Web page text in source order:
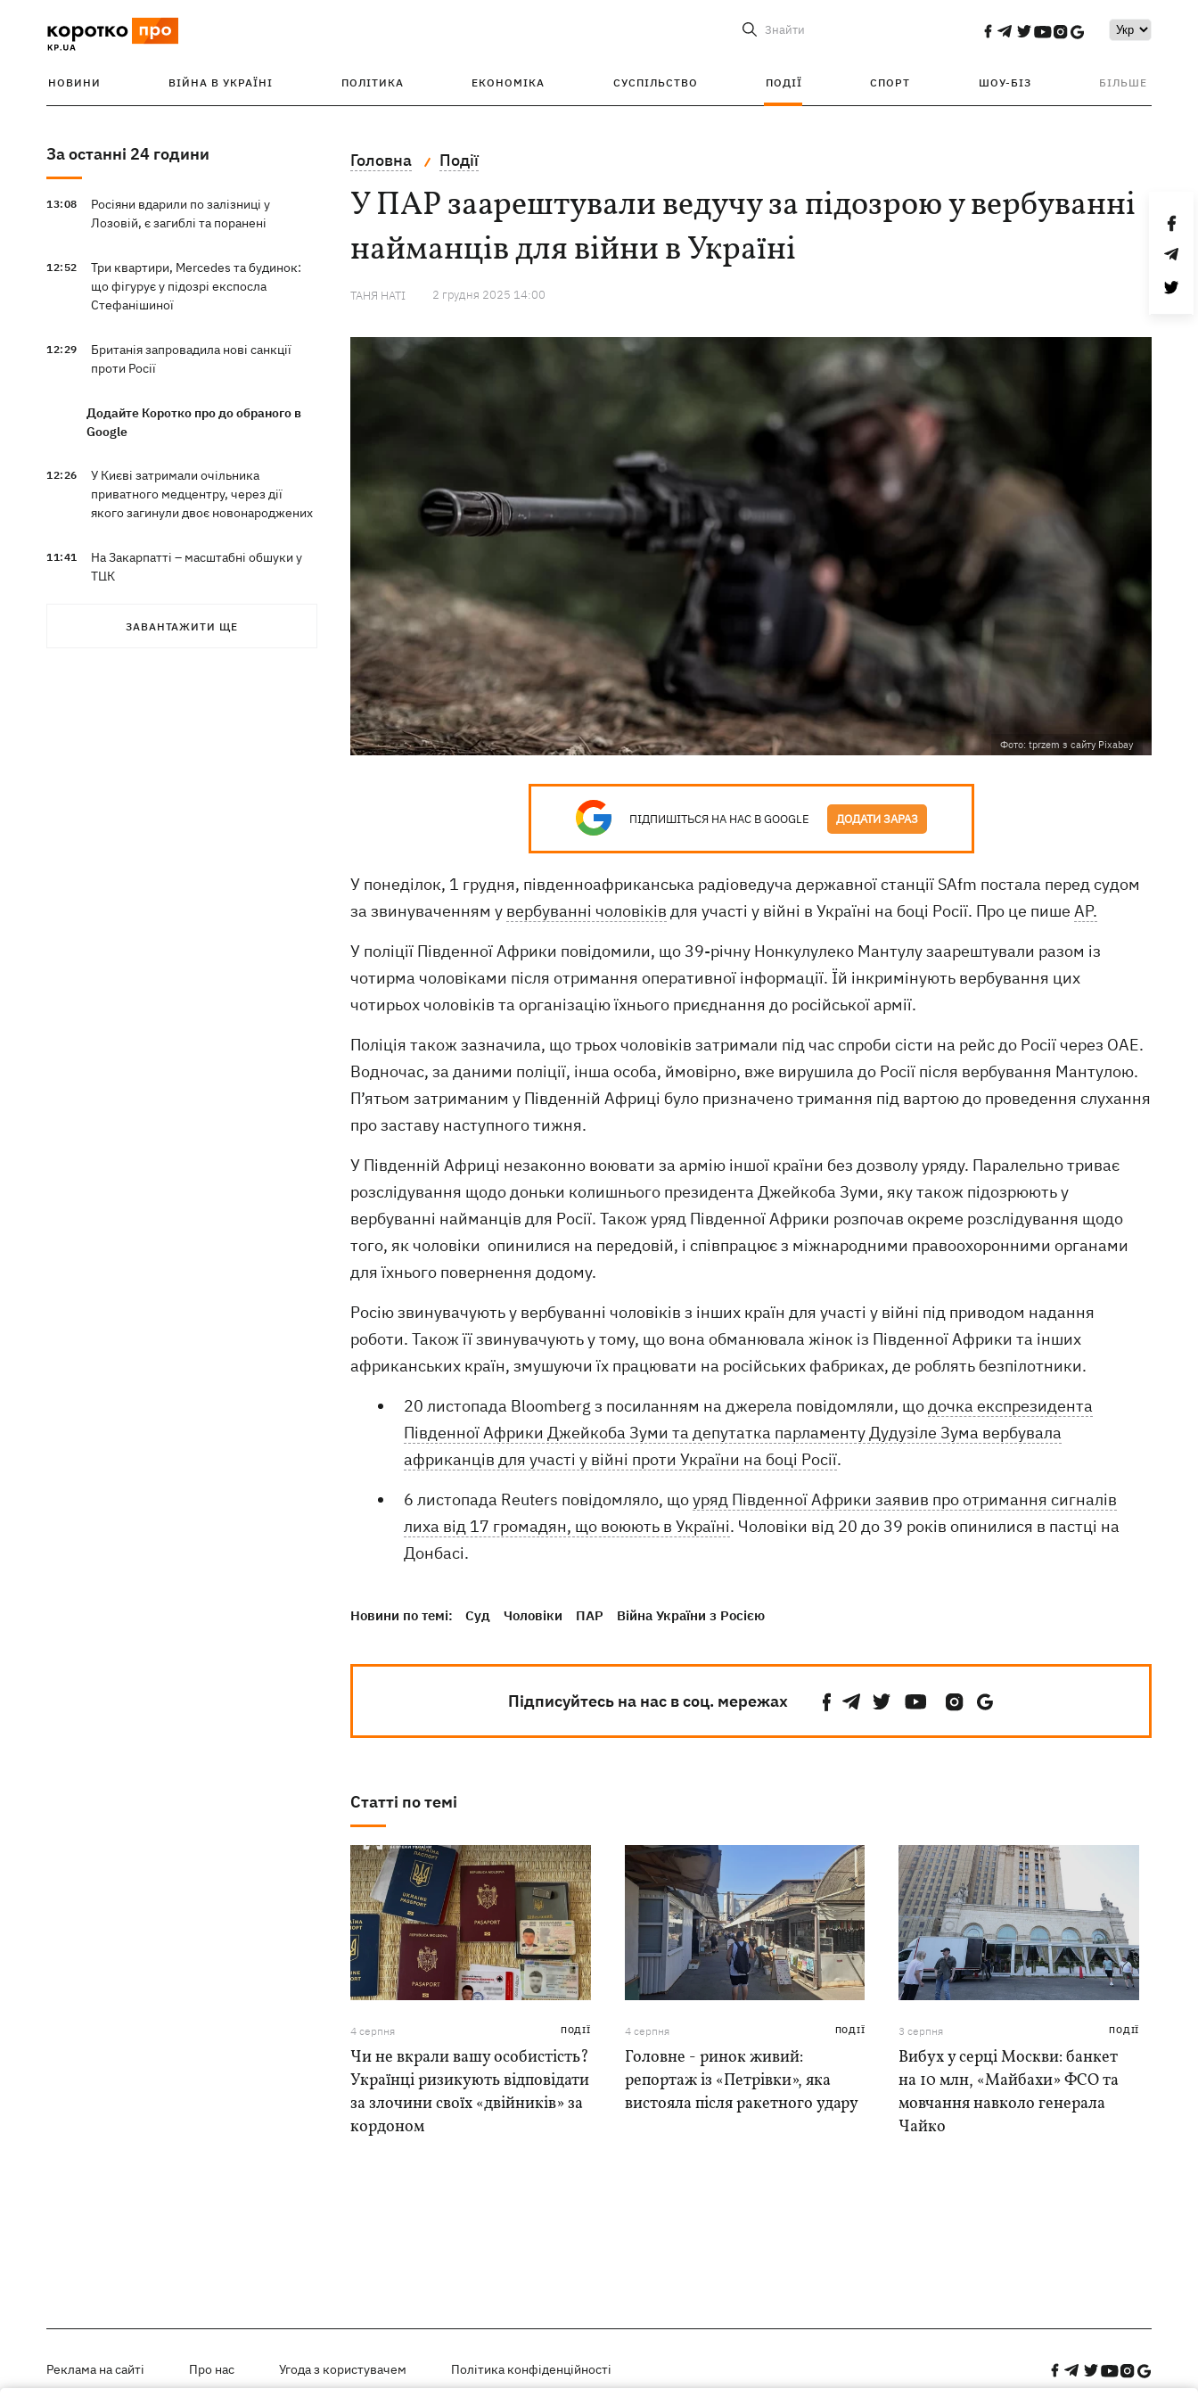
Знайти
НОВИНИ ВІЙНА В УКРАЇНІ ПОЛІТИКА ЕКОНОМІКА СУСПІЛЬСТВО ПОДІЇ СПОРТ ШОУ-БІЗ БІЛЬШЕ
За останні 24 години
13:08
Росіяни вдарили по залізниці у
Лозовій, є загиблі та поранені
12:52
Три квартири, Mercedes та будинок:
що фігурує у підозрі експосла
Стефанішиної
12:29
Британія запровадила нові санкції
проти Росії
Додайте Коротко про до обраного в
Google
12:26
У Києві затримали очільника
приватного медцентру, через дії
якого загинули двоє новонароджених
11:41
На Закарпатті – масштабні обшуки у
ТЦК
Експосол у США Стефанішина після
ЗАВАНТАЖИТИ ЩЕ
Головна Події
У ПАР заарештували ведучу за підозрою у вербуванні
найманців для війни в Україні
ТАНЯ НАТІ 2 грудня 2025 14:00
Фото: tprzem з сайту Pixabay
ПІДПИШІТЬСЯ НА НАС В GOOGLE ДОДАТИ ЗАРАЗ
У понеділок, 1 грудня, південноафриканська радіоведуча державної станції SAfm постала перед судом
за звинуваченням у вербуванні чоловіків для участі у війні в Україні на боці Росії. Про це пише AP.
У поліції Південної Африки повідомили, що 39-річну Нонкулулеко Мантулу заарештували разом із
чотирма чоловіками після отримання оперативної інформації. Їй інкримінують вербування цих
чотирьох чоловіків та організацію їхнього приєднання до російської армії.
Поліція також зазначила, що трьох чоловіків затримали під час спроби сісти на рейс до Росії через ОАЕ.
Водночас, за даними поліції, інша особа, ймовірно, вже вирушила до Росії після вербування Мантулою.
П’ятьом затриманим у Південній Африці було призначено тримання під вартою до проведення слухання
про заставу наступного тижня.
У Південній Африці незаконно воювати за армію іншої країни без дозволу уряду. Паралельно триває
розслідування щодо доньки колишнього президента Джейкоба Зуми, яку також підозрюють у
вербуванні найманців для Росії. Також уряд Південної Африки розпочав окреме розслідування щодо
того, як чоловіки опинилися на передовій, і співпрацює з міжнародними правоохоронними органами
для їхнього повернення додому.
Росію звинувачують у вербуванні чоловіків з інших країн для участі у війні під приводом надання
роботи. Також її звинувачують у тому, що вона обманювала жінок із Південної Африки та інших
африканських країн, змушуючи їх працювати на російських фабриках, де роблять безпілотники.
20 листопада Bloomberg з посиланням на джерела повідомляли, щодочка експрезидента
Південної Африки Джейкоба Зуми та депутатка парламенту Дудузіле Зума вербувала
африканців для участі у війні проти України на боці Росії.
6 листопада Reuters повідомляло, щоуряд Південної Африки заявив про отримання сигналів
лиха від 17 громадян, що воюють в Україні. Чоловіки від 20 до 39 років опинилися в пастці на
Донбасі.
Новини по темі: Суд Чоловіки ПАР Війна України з Росією
Підписуйтесь на нас в соц. мережах
Статті по темі
4 серпня ПОДІЇ
Чи не вкрали вашу особистість?
Українці ризикують відповідати
за злочини своїх «двійників» за
кордоном
4 серпня ПОДІЇ
Головне - ринок живий:
репортаж із «Петрівки», яка
вистояла після ракетного удару
3 серпня ПОДІЇ
Вибух у серці Москви: банкет
на 10 млн, «Майбахи» ФСО та
мовчання навколо генерала
Чайко
Реклама на сайті Про нас Угода з користувачем Політика конфіденційності